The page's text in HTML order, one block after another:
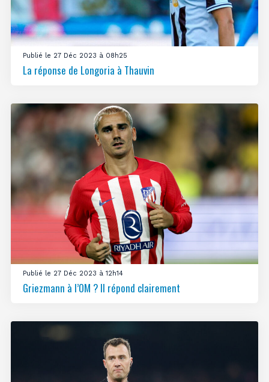
Publié le 27 Déc 2023 à 08h25
La réponse de Longoria à Thauvin
Publié le 27 Déc 2023 à 12h14
Griezmann à l’OM ? Il répond clairement